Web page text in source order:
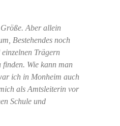
Aber allein
Bestehendes noch
Trägern
Wie kann man
ich in Monheim auch
als Amtsleiterin vor
Schule und